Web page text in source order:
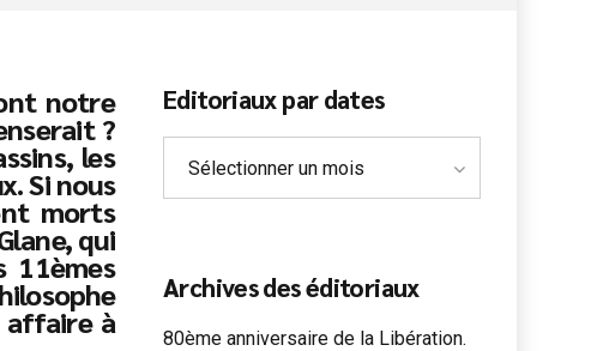
notre
?
les
Si nous
morts
qui
11èmes
affaire à
Editoriaux par dates
Sélectionner un mois
Archives des éditoriaux
80ème anniversaire de la Libération.